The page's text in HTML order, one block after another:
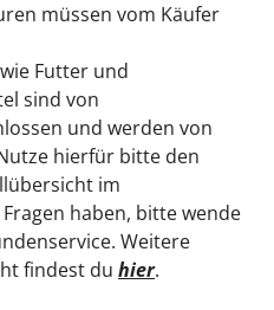
müssen vom Käufer
Futter und
sind von
und werden von
im
haben, bitte wende
Weitere
findest du hier.